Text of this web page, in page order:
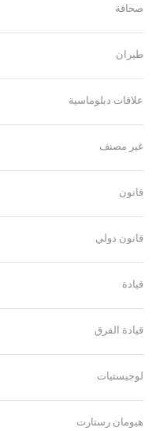
صحافة
طيران
علاقات دبلوماسية
غير مصنف
قانون
قانون دولي
قيادة
قيادة الفرق
لوجيستيات
هيومان رستارت